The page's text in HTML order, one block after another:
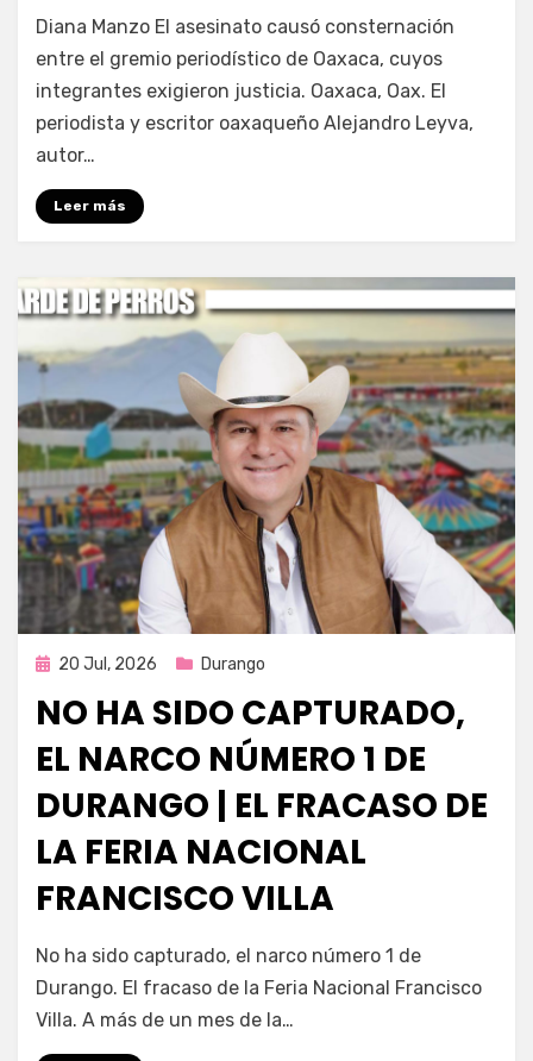
Fernando Miranda Servín
Diana Manzo El asesinato causó consternación
entre el gremio periodístico de Oaxaca, cuyos
integrantes exigieron justicia. Oaxaca, Oax. El
periodista y escritor oaxaqueño Alejandro Leyva,
autor…
Leer más
Publicada
20 Jul, 2026 Durango
NO HA SIDO CAPTURADO,
EL NARCO NÚMERO 1 DE
DURANGO | EL FRACASO DE
LA FERIA NACIONAL
FRANCISCO VILLA
por Fernando Miranda Servín
No ha sido capturado, el narco número 1 de
Durango. El fracaso de la Feria Nacional Francisco
Villa. A más de un mes de la…